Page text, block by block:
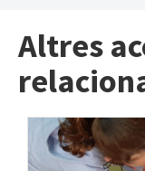
Altres